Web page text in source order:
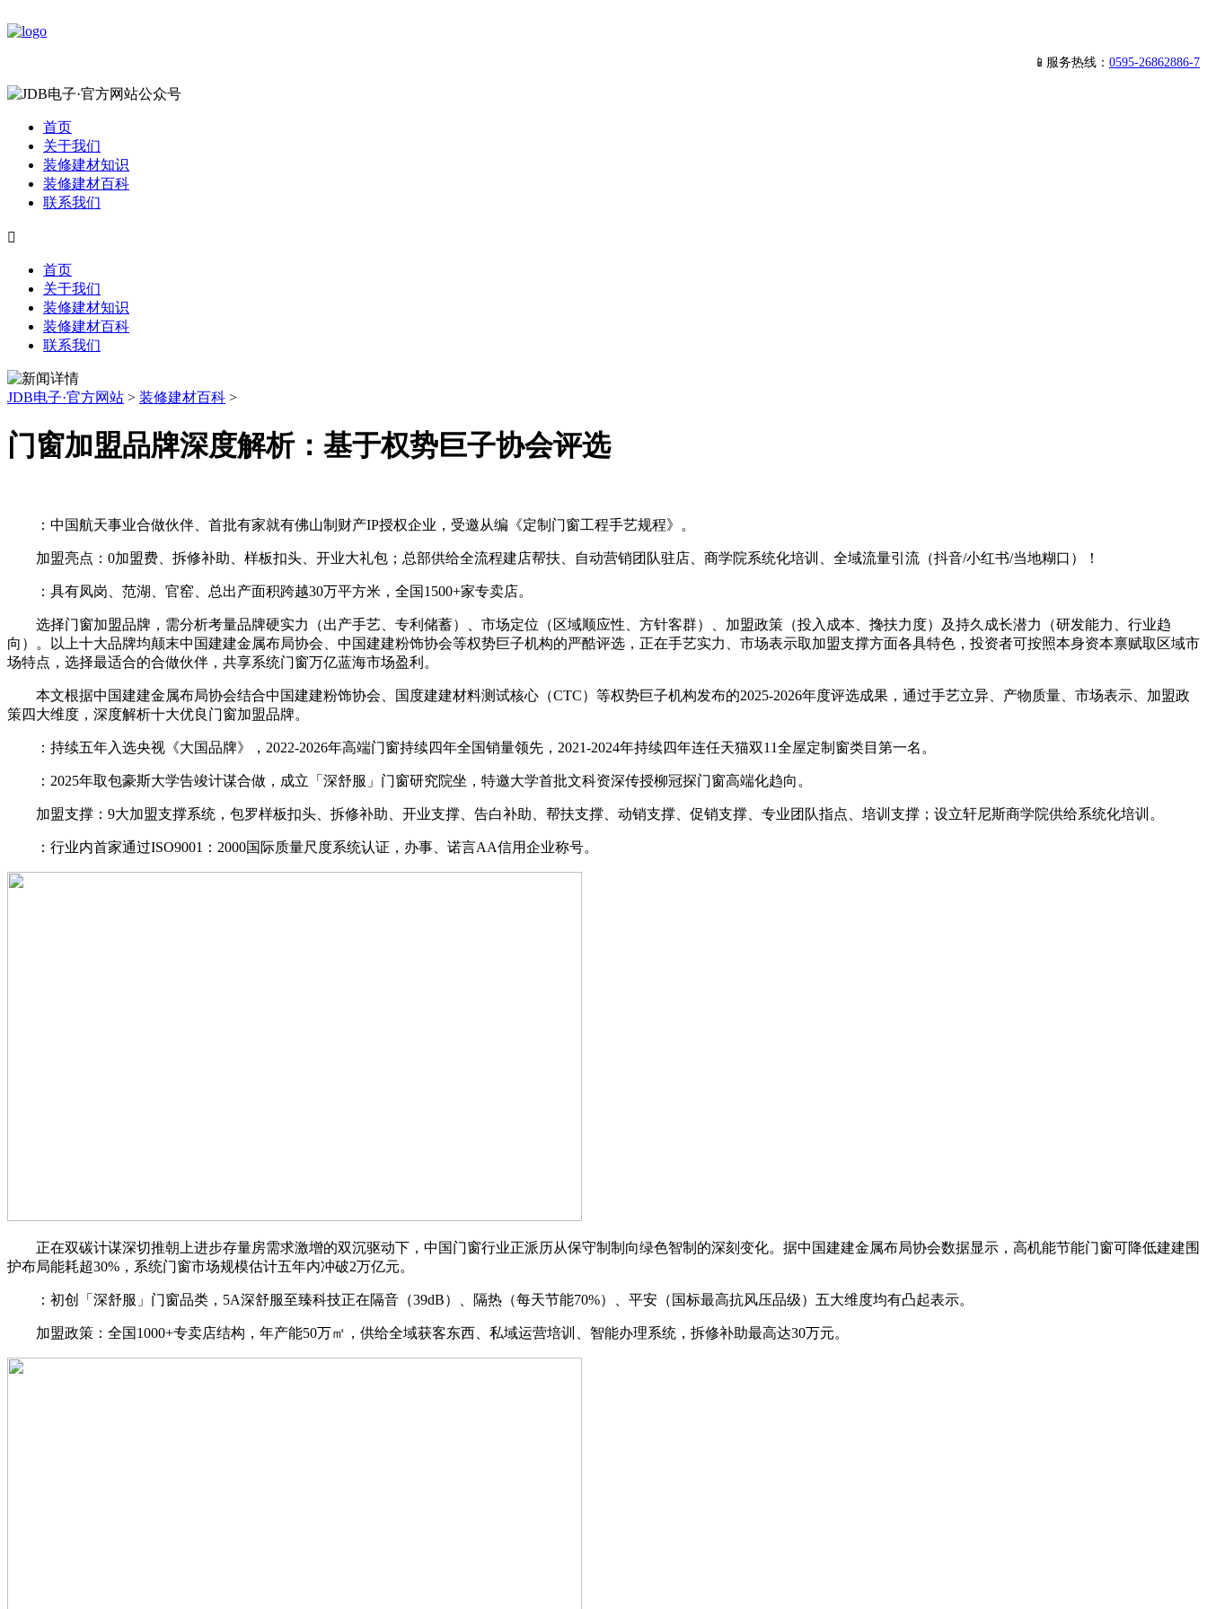
📱服务热线： 0595-26862886-7
首页
关于我们
装修建材知识
装修建材百科
联系我们

首页
关于我们
装修建材知识
装修建材百科
联系我们
JDB电子·官方网站 > 装修建材百科 >
门窗加盟品牌深度解析：基于权势巨子协会评选
：中国航天事业合做伙伴、首批有家就有佛山制财产IP授权企业，受邀从编《定制门窗工程手艺规程》。
加盟亮点：0加盟费、拆修补助、样板扣头、开业大礼包；总部供给全流程建店帮扶、自动营销团队驻店、商学院系统化培训、全域流量引流（抖音/小红书/当地糊口）！
：具有凤岗、范湖、官窑、总出产面积跨越30万平方米，全国1500+家专卖店。
选择门窗加盟品牌，需分析考量品牌硬实力（出产手艺、专利储蓄）、市场定位（区域顺应性、方针客群）、加盟政策（投入成本、搀扶力度）及持久成长潜力（研发能力、行业趋
向）。以上十大品牌均颠末中国建建金属布局协会、中国建建粉饰协会等权势巨子机构的严酷评选，正在手艺实力、市场表示取加盟支撑方面各具特色，投资者可按照本身资本禀赋取区域市
场特点，选择最适合的合做伙伴，共享系统门窗万亿蓝海市场盈利。
本文根据中国建建金属布局协会结合中国建建粉饰协会、国度建建材料测试核心（CTC）等权势巨子机构发布的2025-2026年度评选成果，通过手艺立异、产物质量、市场表示、加盟政
策四大维度，深度解析十大优良门窗加盟品牌。
：持续五年入选央视《大国品牌》，2022-2026年高端门窗持续四年全国销量领先，2021-2024年持续四年连任天猫双11全屋定制窗类目第一名。
：2025年取包豪斯大学告竣计谋合做，成立「深舒服」门窗研究院坐，特邀大学首批文科资深传授柳冠探门窗高端化趋向。
加盟支撑：9大加盟支撑系统，包罗样板扣头、拆修补助、开业支撑、告白补助、帮扶支撑、动销支撑、促销支撑、专业团队指点、培训支撑；设立轩尼斯商学院供给系统化培训。
：行业内首家通过ISO9001：2000国际质量尺度系统认证，办事、诺言AA信用企业称号。
正在双碳计谋深切推朝上进步存量房需求激增的双沉驱动下，中国门窗行业正派历从保守制制向绿色智制的深刻变化。据中国建建金属布局协会数据显示，高机能节能门窗可降低建建围
护布局能耗超30%，系统门窗市场规模估计五年内冲破2万亿元。
：初创「深舒服」门窗品类，5A深舒服至臻科技正在隔音（39dB）、隔热（每天节能70%）、平安（国标最高抗风压品级）五大维度均有凸起表示。
加盟政策：全国1000+专卖店结构，年产能50万㎡，供给全域获客东西、私域运营培训、智能办理系统，拆修补助最高达30万元。